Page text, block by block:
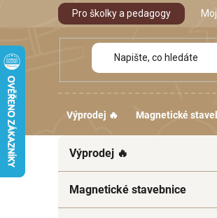
Pro školky a pedagogy
Výprodej 🔥 Magnetické
kategorie
t
g
Výprodej 🔥
Magnetické stavebnice